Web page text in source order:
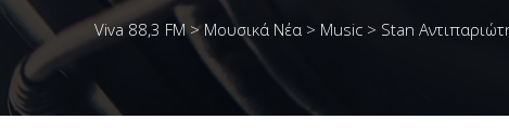
Viva 88,3 FM> Μουσικά Νέα > Music > Stan